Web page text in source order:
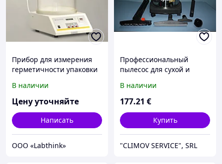
Прибор для измерения
герметичности упаковки
В наличии
Цену уточняйте
Написать
ООО «Labthink»
Профессиональный
пылесос для сухой и
STEEL 215
В наличии
177.21 €
Купить
"CLIMOV SERVICE", SRL